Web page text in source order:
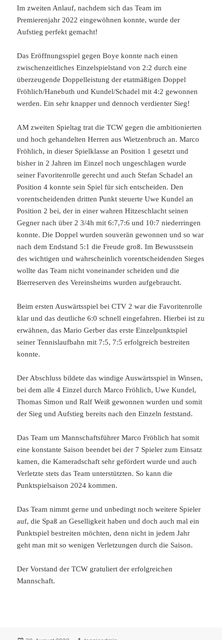
Im zweiten Anlauf, nachdem sich das Team im
Premierenjahr 2022 eingewöhnen konnte, wurde der
Aufstieg perfekt gemacht!
Das Eröffnungsspiel gegen Boye konnte nach einen
zwischenzeitliches Einzelspielstand von 2:2 durch eine
überzeugende Doppelleistung der etatmäßigen Doppel
Fröhlich/Hanebuth und Kundel/Schadel mit 4:2 gewonnen
werden. Ein sehr knapper und dennoch verdienter Sieg!
AM zweiten Spieltag trat die TCW gegen die ambitionierten
und hoch gehandelten Herren aus Wietzenbruch an. Marco
Fröhlich, in dieser Spielklasse an Position 1 gesetzt und
bisher in 2 Jahren im Einzel noch ungeschlagen wurde
seiner Favoritenrolle gerecht und auch Stefan Schadel an
Position 4 konnte sein Spiel für sich entscheiden. Den
vorentscheidenden dritten Punkt steuerte Uwe Kundel an
Position 2 bei, der in einer wahren Hitzeschlacht seinen
Gegner nach über 2 3/4h mit 6:7,7:6 und 10:7 niederringen
konnte. Die Doppel wurden souverän gewonnen und so war
nach dem Endstand 5:1 die Freude groß. Im Bewusstsein
des wichtigen und wahrscheinlich vorentscheidenden Sieges
wollte das Team nicht voneinander scheiden und die
Bierreserven des Vereinsheims wurden aufgebraucht.
Beim ersten Auswärtsspiel bei CTV 2 war die Favoritenrolle
klar und das deutliche 6:0 schnell eingefahren. Hierbei ist zu
erwähnen, das Mario Gerber das erste Einzelpunktspiel
seiner Tennislaufbahn mit 7:5, 7:5 erfolgreich bestreiten
konnte.
Der Abschluss bildete das windige Auswärtsspiel in Winsen,
bei dem alle 4 Einzel durch Marco Fröhlich, Uwe Kundel,
Thomas Simon und Ralf Weiß gewonnen wurden und somit
der Sieg und Aufstieg bereits nach den Einzeln feststand.
Das Team um Mannschaftsführer Marco Fröhlich hat somit
eine konstante Saison beendet bei der 7 Spieler zum Einsatz
kamen, die Kameradschaft sehr gefördert wurde und auch
Verletzte stets das Team unterstützten. So kann die
Punktspielsaison 2024 kommen.
Das Team nimmt gerne und unbedingt noch weitere Spieler
auf, die Spaß an Geselligkeit haben und doch auch mal ein
Punktspiel bestreiten möchten, denn nicht in jedem Jahr
geht man mit so wenigen Verletzungen durch die Saison.
Der Vorstand der TCW gratuliert der erfolgreichen
Mannschaft.